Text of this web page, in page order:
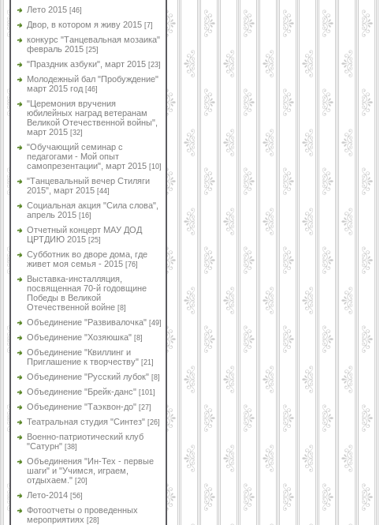
Лето 2015 [46]
Двор, в котором я живу 2015 [7]
конкурс "Танцевальная мозаика"
февраль 2015 [25]
"Праздник азбуки", март 2015 [23]
Молодежный бал "Пробуждение"
март 2015 год [46]
"Церемония вручения
юбилейных наград ветеранам
Великой Отечественной войны",
март 2015 [32]
"Обучающий семинар с
педагогами - Мой опыт
самопрезентации", март 2015 [10]
"Танцевальный вечер Стиляги
2015", март 2015 [44]
Социальная акция "Сила слова",
апрель 2015 [16]
Отчетный концерт МАУ ДОД
ЦРТДИЮ 2015 [25]
Субботник во дворе дома, где
живет моя семья - 2015 [76]
Выставка-инсталляция,
посвященная 70-й годовщине
Победы в Великой
Отечественной войне [8]
Объединение "Развивалочка" [49]
Объединение "Хозяюшка" [8]
Объединение "Квиллинг и
Приглашение к творчеству" [21]
Объединение "Русский лубок" [8]
Объединение "Брейк-данс" [101]
Объединение "Таэквон-до" [27]
Театральная студия "Синтез" [26]
Военно-патриотический клуб
"Сатурн" [38]
Объединения "Ин-Тех - первые
шаги" и "Учимся, играем,
отдыхаем." [20]
Лето-2014 [56]
Фотоотчеты о проведенных
мероприятиях [28]